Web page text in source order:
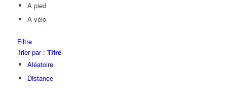
A pied
À vélo
Filtre
Trier par : Titre
Aléatoire
Distance